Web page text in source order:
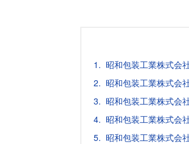
昭和包装工業株式会
昭和包装工業株式会
昭和包装工業株式会
昭和包装工業株式会
昭和包装工業株式会